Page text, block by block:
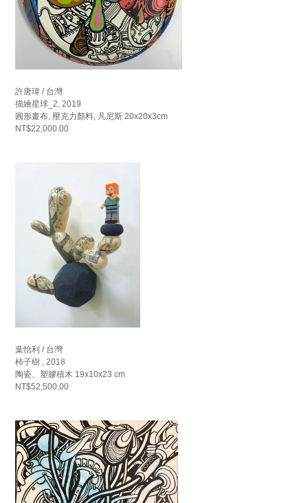
許唐瑋 / 台灣
描繪星球_2, 2019
圓形畫布, 壓克力顏料, 凡尼斯 20x20x3cm
NT$22,000.00
葉怡利 / 台灣
柿子樹 , 2018
陶瓷、塑膠積木 19x10x23 cm
NT$52,500.00